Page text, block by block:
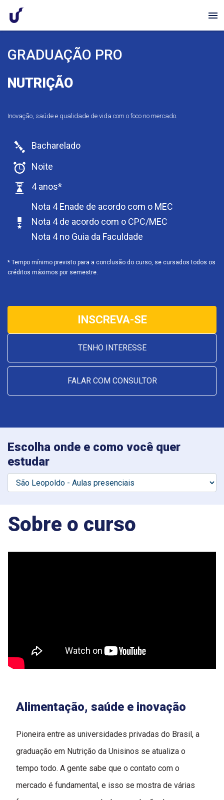
menu
GRADUAÇÃO PRO
NUTRIÇÃO
Inovação, saúde e qualidade de vida com o foco no mercado.
Bacharelado
Noite
4 anos*
Nota 4 Enade de acordo com o MEC
Nota 4 de acordo com o CPC/MEC
Nota 4 no Guia da Faculdade
* Tempo mínimo previsto para a conclusão do curso, se cursados todos os
créditos máximos por semestre.
INSCREVA-SE
TENHO INTERESSE
FALAR COM CONSULTOR
Escolha onde e como você quer
estudar
Sobre o curso
Alimentação, saúde e inovação
Pioneira entre as universidades privadas do Brasil, a
graduação em Nutrição da Unisinos se atualiza o
tempo todo. A gente sabe que o contato com o
mercado é fundamental, e isso se mostra de várias